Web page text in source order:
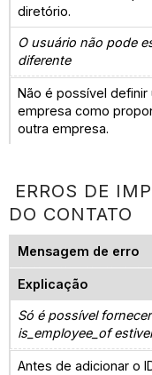
diretório.
O usuário não pode
diferente
Não é possível definir
empresa como
outra empresa.
ERROS DE
DO CONTATO
Mensagem de erro
Explicação
Só é possível
is_employee_of
Antes de adicionar o